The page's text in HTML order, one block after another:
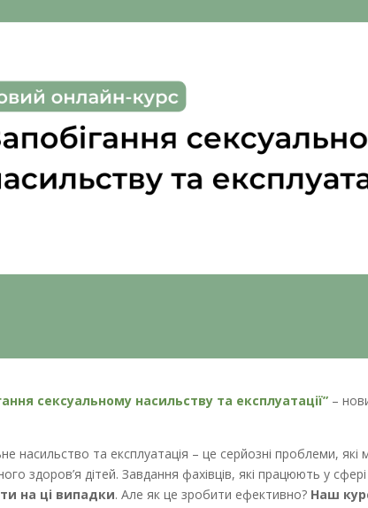
сексуальному насильству та експлуатації” –
насильство та експлуатація – це серйозні проблеми, які
здоров’я дітей. Завдання фахівців, які працюють у
на ці випадки. Але як це зробити ефективно? Наш